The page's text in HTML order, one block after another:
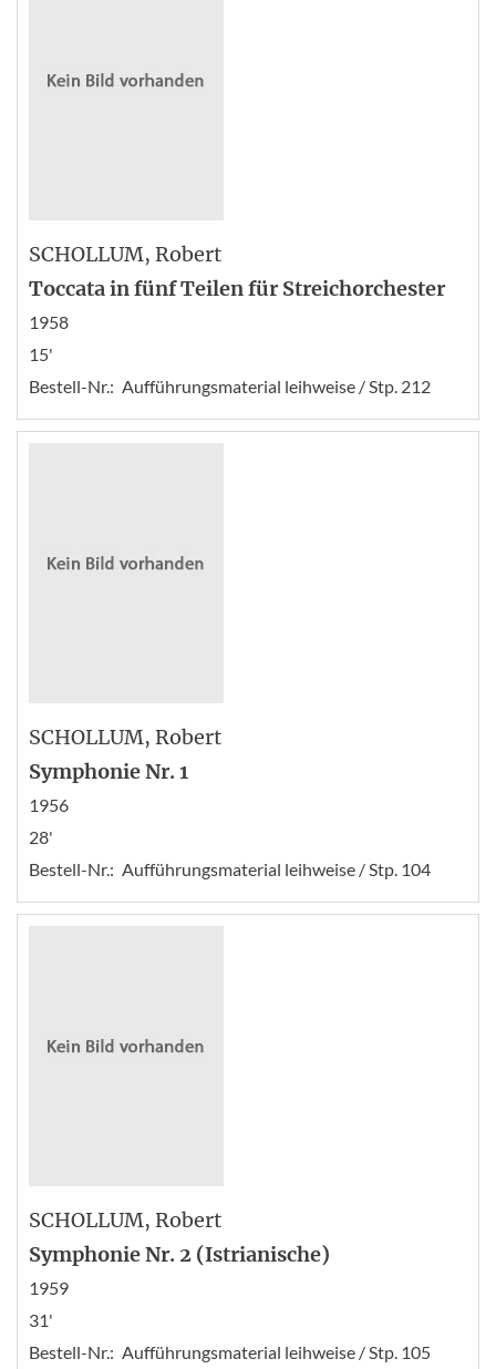
SCHOLLUM, Robert
Toccata in fünf Teilen für Streichorchester
1958
15'
Bestell-Nr.: Aufführungsmaterial leihweise / Stp. 212
SCHOLLUM, Robert
Symphonie Nr. 1
1956
28'
Bestell-Nr.: Aufführungsmaterial leihweise / Stp. 104
SCHOLLUM, Robert
Symphonie Nr. 2 (Istrianische)
1959
31'
Bestell-Nr.: Aufführungsmaterial leihweise / Stp. 105